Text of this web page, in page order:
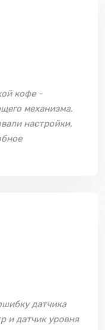
кофе -
механизма.
настройки.
датчика
и датчик уровня